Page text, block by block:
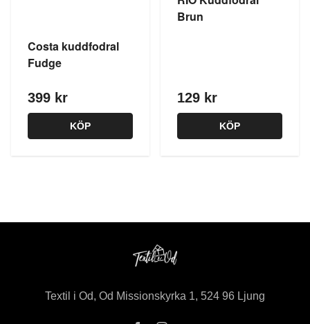
Costa kuddfodral
Fudge
399 kr
KÖP
Brun
129 kr
KÖP
Textil i Od, Od Missionskyrka 1, 524 96 Ljung